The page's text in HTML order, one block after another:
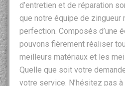
d’entretien et de réparation
que notre équipe de zingueur
perfection. Composés d’une
pouvons fièrement réaliser
meilleurs matériaux et les
Quelle que soit votre
votre service. N’hésitez pas